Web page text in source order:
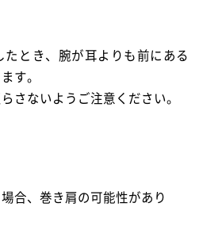
たとき、腕が耳よりも前にある
す。
さないようご注意ください。
合、巻き肩の可能性があり